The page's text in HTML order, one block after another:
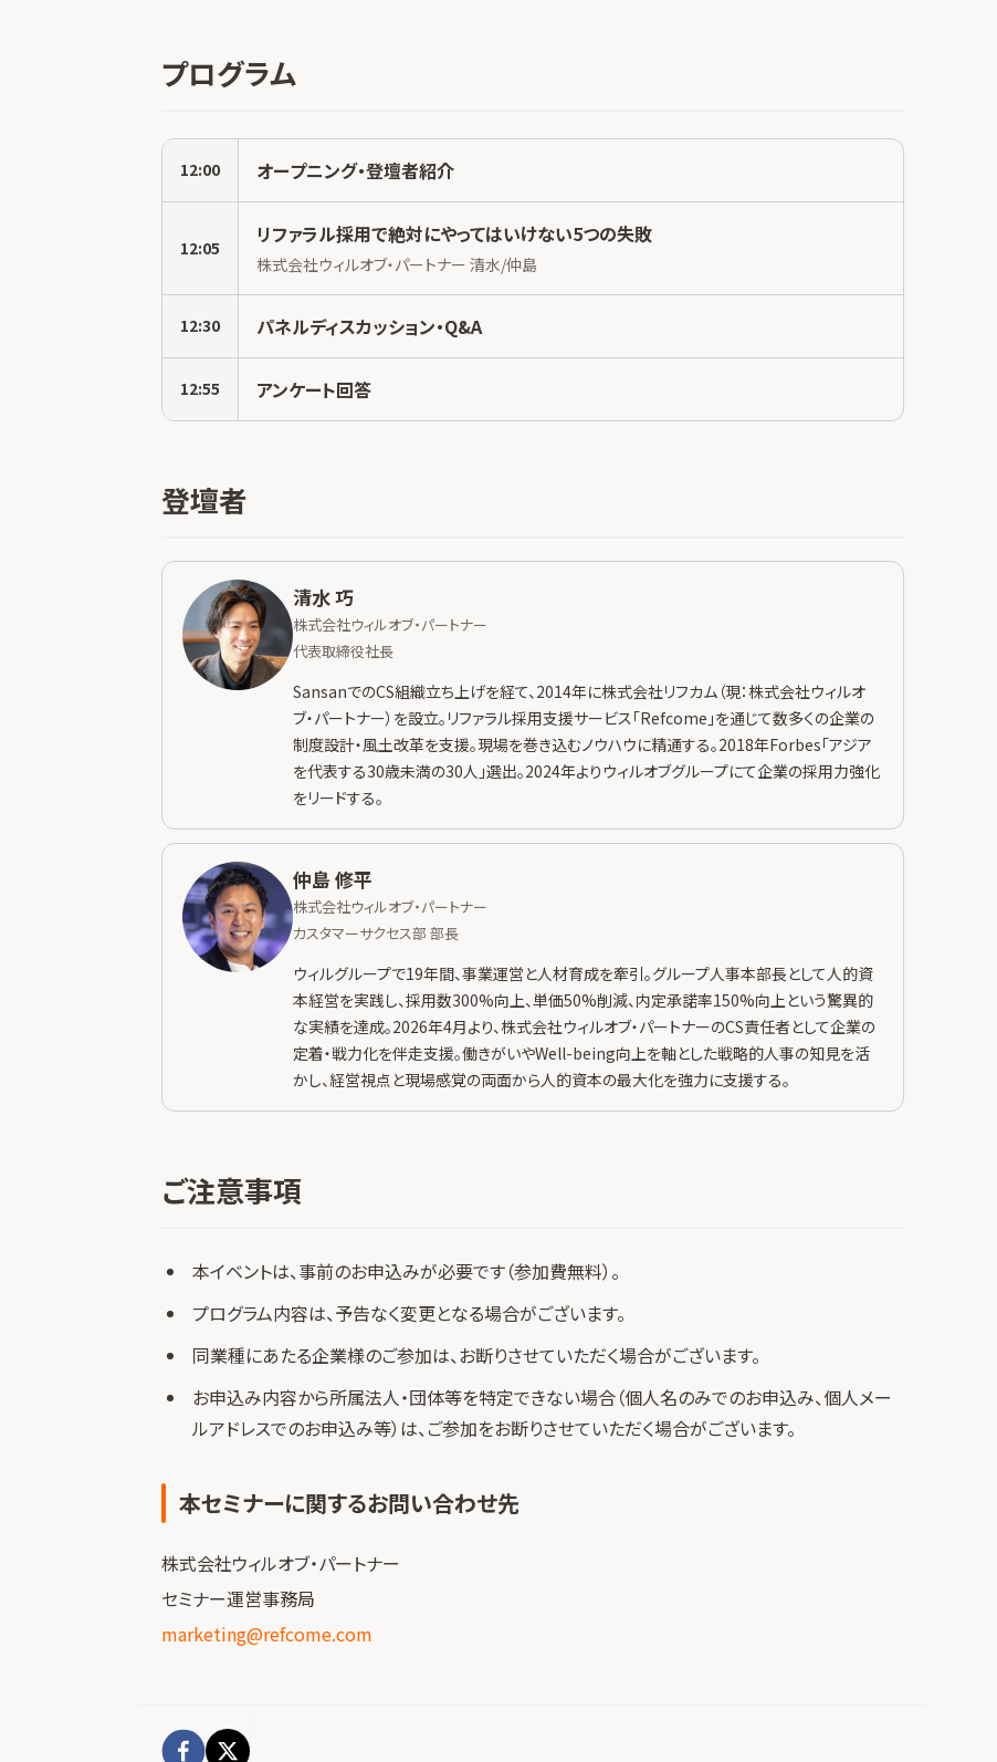
プログラム
12:00 オープニング・登壇者紹介
12:05
リファラル採用で絶対にやってはいけない5つの失敗
株式会社ウィルオブ・パートナー 清水/仲島
12:30 パネルディスカッション・Q&A
12:55 アンケート回答
登壇者
清水 巧
株式会社ウィルオブ・パートナー
代表取締役社長
SansanでのCS組織立ち上げを経て、2014年に株式会社リフカム（現：株式会社ウィルオ
ブ・パートナー）を設立。リファラル採用支援サービス「Refcome」を通じて数多くの企業の
制度設計・風土改革を支援。現場を巻き込むノウハウに精通する。2018年Forbes「アジア
を代表する30歳未満の30人」選出。2024年よりウィルオブグループにて企業の採用力強化
をリードする。
仲島 修平
株式会社ウィルオブ・パートナー
カスタマーサクセス部 部長
ウィルグループで19年間、事業運営と人材育成を牽引。グループ人事本部長として人的資
本経営を実践し、採用数300%向上、単価50%削減、内定承諾率150%向上という驚異的
な実績を達成。2026年4月より、株式会社ウィルオブ・パートナーのCS責任者として企業の
定着・戦力化を伴走支援。働きがいやWell-being向上を軸とした戦略的人事の知見を活
かし、経営視点と現場感覚の両面から人的資本の最大化を強力に支援する。
ご注意事項
本イベントは、事前のお申込みが必要です（参加費無料）。
プログラム内容は、予告なく変更となる場合がございます。
同業種にあたる企業様のご参加は、お断りさせていただく場合がございます。
お申込み内容から所属法人・団体等を特定できない場合（個人名のみでのお申込み、個人メー
ルアドレスでのお申込み等）は、ご参加をお断りさせていただく場合がございます。
本セミナーに関するお問い合わせ先
株式会社ウィルオブ・パートナー
セミナー運営事務局
marketing@refcome.com